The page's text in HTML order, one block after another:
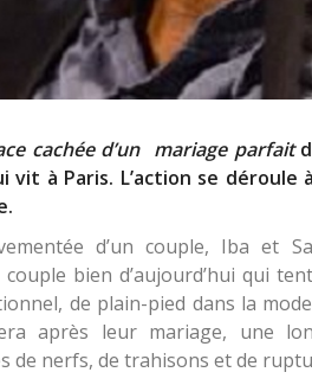
cachée d’un mariage parfait
vit à Paris. L’action se déroule
d’un couple, Iba et
bien d’aujourd’hui qui
de plain-pied dans la
après leur mariage, une
de nerfs, de trahisons et de